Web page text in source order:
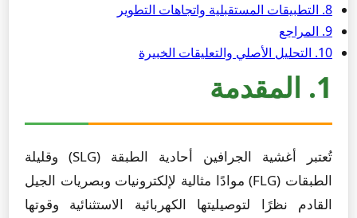
8. التطبيقات المستقبلية واتجاهات التطوير
9. المراجع
10. التحليل الأصلي والتعليقات الخبيرة
1. المقدمة
تُعتبر أغشية الجرافين أحادية الطبقة (SLG) وقليلة
الطبقات (FLG) موادًا مثالية لإلكترونيات وبصريات الجيل
القادم نظرًا لتوصيليتها الكهربائية الاستثنائية وقوتها